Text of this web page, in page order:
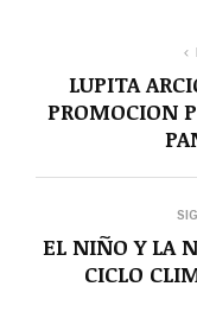
LUPITA
PROMOCION
EL NIÑO Y LA
CICLO